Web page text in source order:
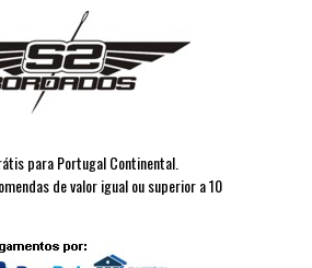
para Portugal Continental.
de valor igual ou superior a 10